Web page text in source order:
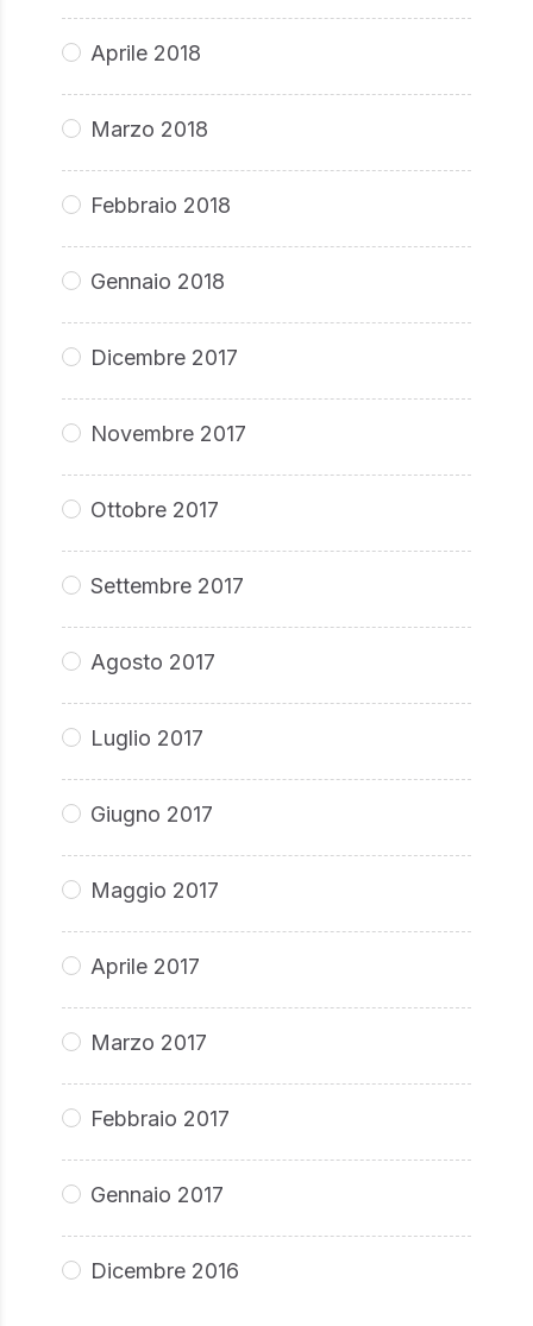
Aprile 2018
Marzo 2018
Febbraio 2018
Gennaio 2018
Dicembre 2017
Novembre 2017
Ottobre 2017
Settembre 2017
Agosto 2017
Luglio 2017
Giugno 2017
Maggio 2017
Aprile 2017
Marzo 2017
Febbraio 2017
Gennaio 2017
Dicembre 2016